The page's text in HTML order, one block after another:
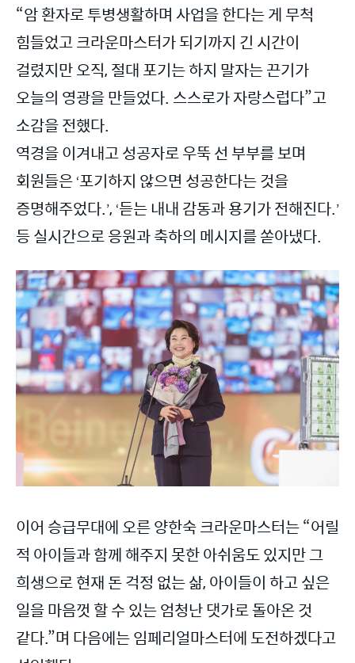
“암 환자로 투병생활하며 사업을 한다는 게 무척
힘들었고 크라운마스터가 되기까지 긴 시간이
걸렸지만 오직, 절대 포기는 하지 말자는 끈기가
오늘의 영광을 만들었다. 스스로가 자랑스럽다”고
소감을 전했다.
역경을 이겨내고 성공자로 우뚝 선 부부를 보며
회원들은 ‘포기하지 않으면 성공한다는 것을
증명해주었다.’, ‘듣는 내내 감동과 용기가 전해진다.’
등 실시간으로 응원과 축하의 메시지를 쏟아냈다.
이어 승급무대에 오른 양한숙 크라운마스터는 “어릴
적 아이들과 함께 해주지 못한 아쉬움도 있지만 그
희생으로 현재 돈 걱정 없는 삶, 아이들이 하고 싶은
일을 마음껏 할 수 있는 엄청난 댓가로 돌아온 것
같다.”며 다음에는 임페리얼마스터에 도전하겠다고